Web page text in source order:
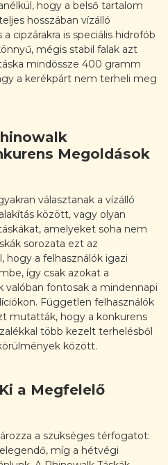
hogy a belső tartalom
hosszában vízálló
cipzárakra is speciális hidrofób
mégis stabil falak azt
mindössze 400 gramm
a kerékpárt nem terheli meg
Megoldások
választanak a vízálló
között, vagy olyan
amelyeket soha nem
sorozata ezt az
hogy a felhasználók igazi
így csak azokat a
fontosak a mindennapi
Független felhasználók
mutatták, hogy a konkurens
több kezelt terhelésből
között.
a Megfelelő
a szükséges térfogatot:
míg a hétvégi